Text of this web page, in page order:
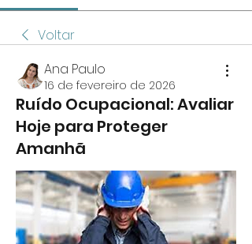
Voltar
Ana Paulo
16 de fevereiro de 2026
Ruído Ocupacional: Avaliar
Hoje para Proteger
Amanhã